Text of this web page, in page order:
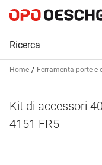
Home Ferramenta porte e
Kit di accessori
4151 FR5